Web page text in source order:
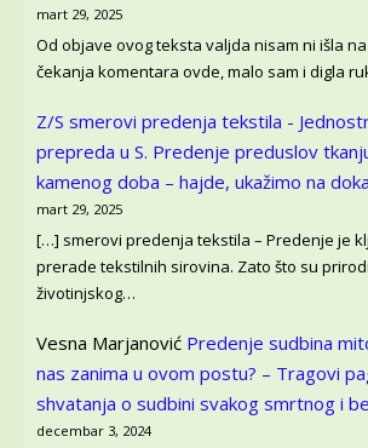
mart 29, 2025
Od objave ovog teksta valjda nisam ni išla
čekanja komentara ovde, malo sam i digla
Z/S smerovi predenja tekstila -
prepreda u S. Predenje preduslov
kamenog doba – hajde, ukažimo na
mart 29, 2025
[…] smerovi predenja tekstila – Predenje je
prerade tekstilnih sirovina. Zato što su
životinjskog…
Vesna Marjanović Predenje sudbina
nas zanima u ovom postu? – Tragovi
shvatanja o sudbini svakog smrtnog i
decembar 3, 2024